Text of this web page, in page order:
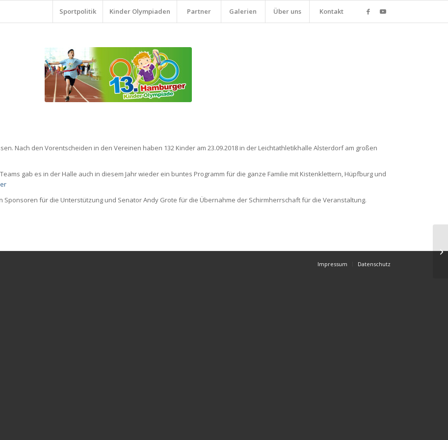
Sportpolitik Kinder Olympiaden Partner Galerien Über uns Kontakt
Nach den Vorentscheiden in den Vereinen haben 132 Kinder am 23.09.2018 in der Leichtathletikhalle Alsterdorf am großen
gab es in der Halle auch in diesem Jahr wieder ein buntes Programm für die ganze Familie mit Kistenklettern, Hüpfburg und
für die Unterstützung und Senator Andy Grote für die Übernahme der Schirmherrschaft für die Veranstaltung.
Impressum Datenschutz